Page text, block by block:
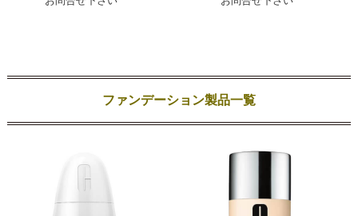
ファンデーション製品一覧